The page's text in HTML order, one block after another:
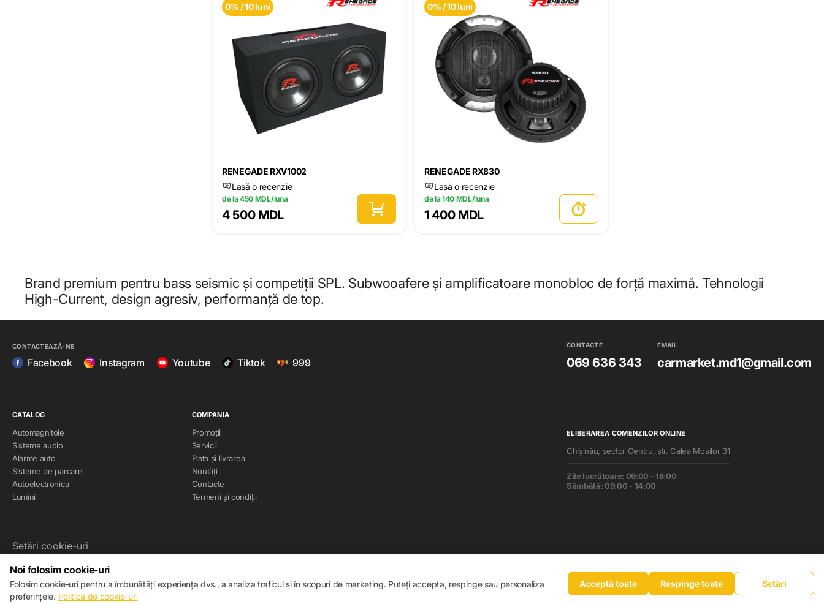
0% / 10 luni
RENEGADE RXV1002
Lasă o recenzie
de la 450 MDL/luna
4 500 MDL
0% / 10 luni
RENEGADE RX830
Lasă o recenzie
de la 140 MDL/luna
1 400 MDL
Brand premium pentru bass seismic și competiții SPL. Subwooafere și amplificatoare monobloc de forță maximă. Tehnologii
High-Current, design agresiv, performanță de top.
CONTACTEAZĂ-NE
Facebook Instagram Youtube Tiktok 999
CONTACTE
069 636 343
EMAIL
carmarket.md1@gmail.com
CATALOG
Automagnitole
Sisteme audio
Alarme auto
Sisteme de parcare
Autoelectronica
Lumini
COMPANIA
Promoții
Servicii
Plata și livrarea
Noutăți
Contacte
Termeni și condiții
ELIBERAREA COMENZILOR ONLINE
Chișinău, sector Centru, str. Calea Mosilor 31
Zile lucrătoare: 09:00 - 18:00
Sâmbătă: 09:00 - 14:00
Setări cookie-uri
© 2013 – 2026 ECOM
Noi folosim cookie-uri
Folosim cookie-uri pentru a îmbunătăți experiența dvs., a analiza traficul și în scopuri de marketing. Puteți accepta, respinge sau personaliza
preferințele. Politica de cookie-uri
Acceptă toate Respinge toate Setări